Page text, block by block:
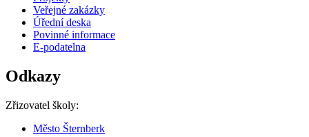
Veřejné zakázky
Úřední deska
Povinné informace
E-podatelna
Odkazy
Zřizovatel školy:
Město Šternberk